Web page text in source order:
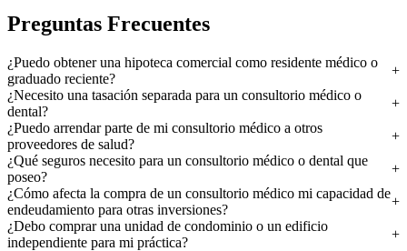
Preguntas Frecuentes
¿Puedo obtener una hipoteca comercial como residente médico o
graduado reciente?
¿Necesito una tasación separada para un consultorio médico o
dental?
¿Puedo arrendar parte de mi consultorio médico a otros
proveedores de salud?
¿Qué seguros necesito para un consultorio médico o dental que
poseo?
¿Cómo afecta la compra de un consultorio médico mi capacidad de
endeudamiento para otras inversiones?
¿Debo comprar una unidad de condominio o un edificio
independiente para mi práctica?